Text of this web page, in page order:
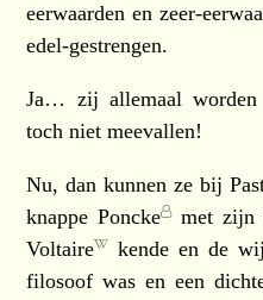
eerwaarden en zeer-
edel-gestrengen.
Ja… zij allemaal
toch niet meevallen!
Nu, dan kunnen ze bij
knappePoncke met zijn
Voltaire
kende en de
filosoof was en een